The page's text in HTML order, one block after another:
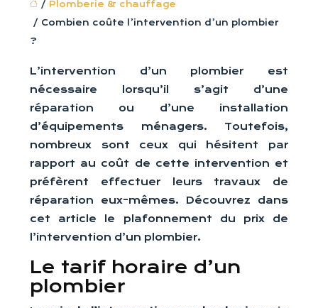
/ Plomberie & chauffage
/ Combien coûte l’intervention d’un plombier
?
L’intervention d’un plombier est
nécessaire lorsqu’il s’agit d’une
réparation ou d’une installation
d’équipements ménagers. Toutefois,
nombreux sont ceux qui hésitent par
rapport au coût de cette intervention et
préfèrent effectuer leurs travaux de
réparation eux-mêmes. Découvrez dans
cet article le plafonnement du prix de
l’intervention d’un plombier.
Le tarif horaire d’un
plombier